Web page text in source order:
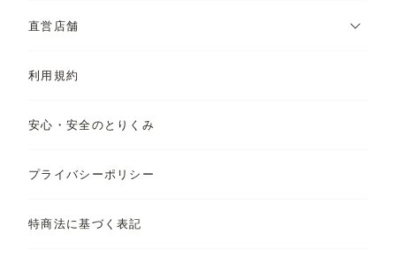
直営店舗
利用規約
安心・安全のとりくみ
プライバシーポリシー
特商法に基づく表記